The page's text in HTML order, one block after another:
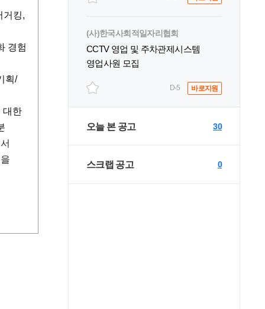
거킹,
경험
획/
대한
(사)한국사회적일자리협회
CCTV 영업 및 주차관제시스템
영업사원 모집
D-5 바로지원
오늘 본 공고 30
스크랩 공고 0